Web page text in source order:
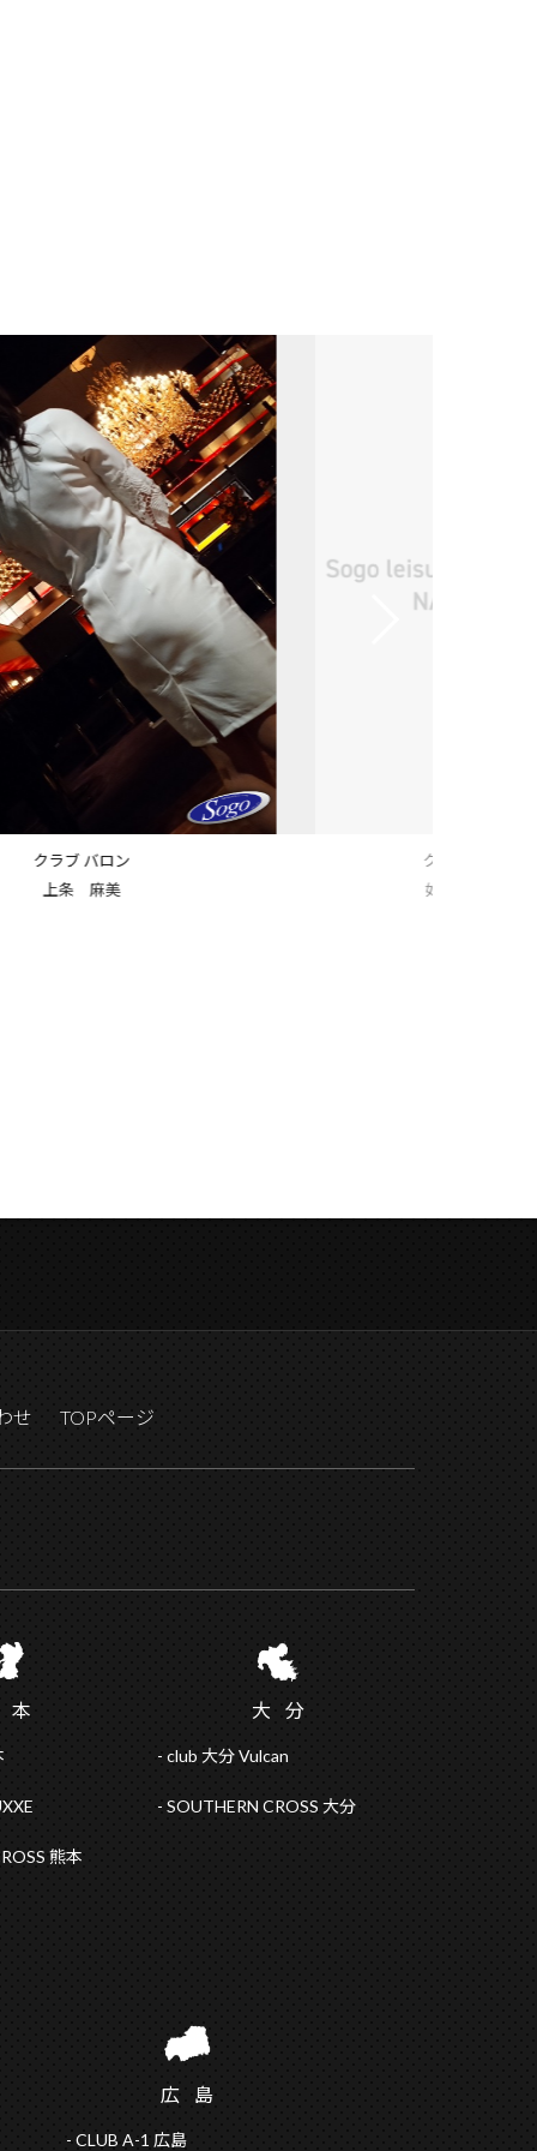
クラブ バロン
如月 ななみ
せ TOPページ
本
熊本
大分
club 大分 Vulcan
SOUTHERN CROSS 大分
広 島
CLUB A-1 広島